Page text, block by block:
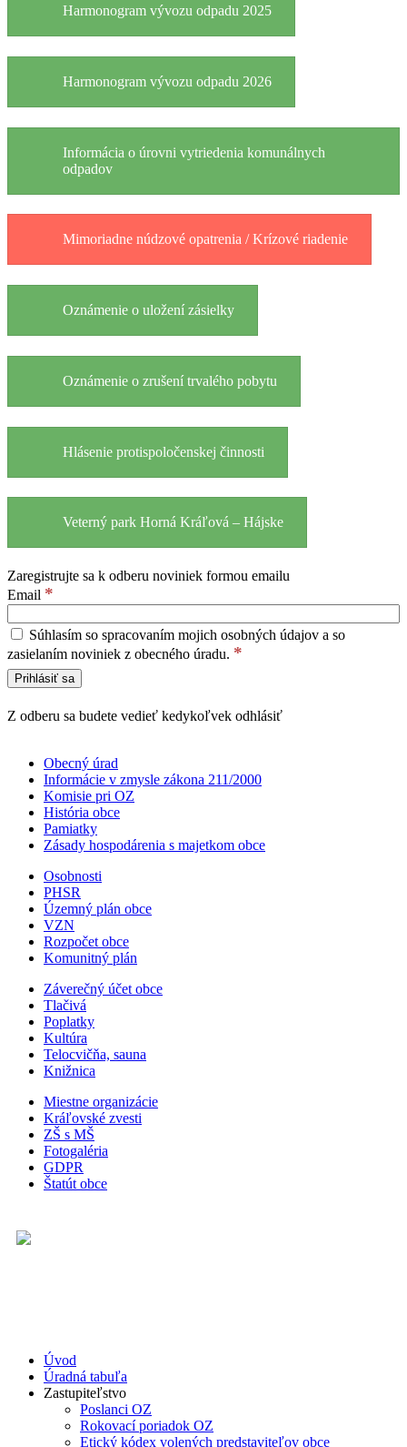
Harmonogram vývozu odpadu 2025
Harmonogram vývozu odpadu 2026
Informácia o úrovni vytriedenia komunálnych
odpadov
Mimoriadne núdzové opatrenia / Krízové riadenie
Oznámenie o uložení zásielky
Oznámenie o zrušení trvalého pobytu
Hlásenie protispoločenskej činnosti
Veterný park Horná Kráľová – Hájske
Zaregistrujte sa k odberu noviniek formou emailu
Email *
Súhlasím so spracovaním mojich osobných údajov a so
zasielaním noviniek z obecného úradu. *
Z odberu sa budete vedieť kedykoľvek odhlásiť
Obecný úrad
Informácie v zmysle zákona 211/2000
Komisie pri OZ
História obce
Pamiatky
Zásady hospodárenia s majetkom obce
Osobnosti
PHSR
Územný plán obce
VZN
Rozpočet obce
Komunitný plán
Záverečný účet obce
Tlačivá
Poplatky
Kultúra
Telocvičňa, sauna
Knižnica
Miestne organizácie
Kráľovské zvesti
ZŠ s MŠ
Fotogaléria
GDPR
Štatút obce
Úvod
Úradná tabuľa
Zastupiteľstvo
Poslanci OZ
Rokovací poriadok OZ
Etický kódex volených predstaviteľov obce